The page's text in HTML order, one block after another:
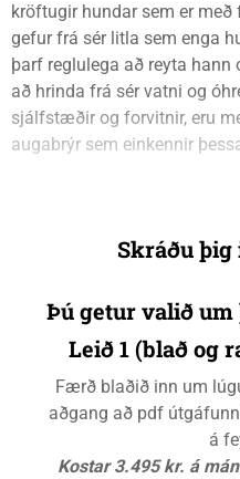
kröftugir hundar sem er
gefur frá sér litla sem enga
þarf reglulega að reyta
að hrinda frá sér vatni og
sjálfstæðir og forvitnir, eru
augabrýr sem einkennir
Skráðu þig
Þú getur valið
Leið 1 (blað og
Færð blaðið inn um
aðgang að pdf
á
Kostar 3.495 kr. á